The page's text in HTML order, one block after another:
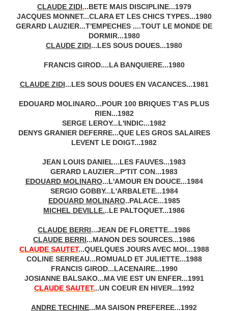
CLAUDE ZIDI...BETE MAIS DISCIPLINE...1979
JACQUES MONNET...CLARA ET LES CHICS TYPES...1980
GERARD LAUZIER...T'EMPECHES ....TOUT LE MONDE DE
DORMIR...1980
CLAUDE ZIDI...LES SOUS DOUES...1980
FRANCIS GIROD....LA BANQUIERE...1980
CLAUDE ZIDI...LES SOUS DOUES EN VACANCES...1981
EDOUARD MOLINARO...POUR 100 BRIQUES T'AS PLUS
RIEN...1982
SERGE LEROY...L'INDIC...1982
DENYS GRANIER DEFERRE...QUE LES GROS SALAIRES
LEVENT LE DOIGT...1982
JEAN LOUIS DANIEL...LES FAUVES...1983
GERARD LAUZIER...P'TIT CON...1983
EDOUARD MOLINARO...L'AMOUR EN DOUCE...1984
SERGIO GOBBY...L'ARBALETE...1984
EDOUARD MOLINARO..PALACE...1985
MICHEL DEVILLE...LE PALTOQUET...1986
CLAUDE BERRI...JEAN DE FLORETTE...1986
CLAUDE BERRI...MANON DES SOURCES...1986
CLAUDE SAUTET...QUELQUES JOURS AVEC MOI...1988
COLINE SERREAU...ROMUALD ET JULIETTE...1988
FRANCIS GIROD...LACENAIRE...1990
JOSIANNE BALSAKO...MA VIE EST UN ENFER...1991
CLAUDE SAUTET...UN COEUR EN HIVER...1992
ANDRE TECHINE...MA SAISON PREFEREE...1992